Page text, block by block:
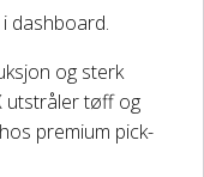
dashboard.
og sterk
utstråler tøff og
premium pick-